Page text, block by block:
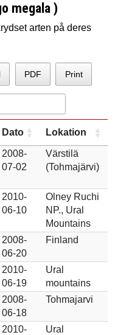
megala )
arten på deres
PDF Print
Dato Lokation
2008-
07-02
Värstilä
(Tohmajärvi)
2010-
06-10
Olney Ruchi
NP., Ural
Mountains
2008-
06-20
Finland
2010-
06-19
Ural
mountains
2008-
06-18
Tohmajarvi
2010-
Ural